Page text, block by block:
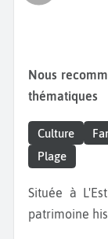
Nous recommandons un voyage à Valence pour ces
thématiques
Culture
Plage
Située à L'Est de l’Espagne, Valence dispose d'un
patrimoine